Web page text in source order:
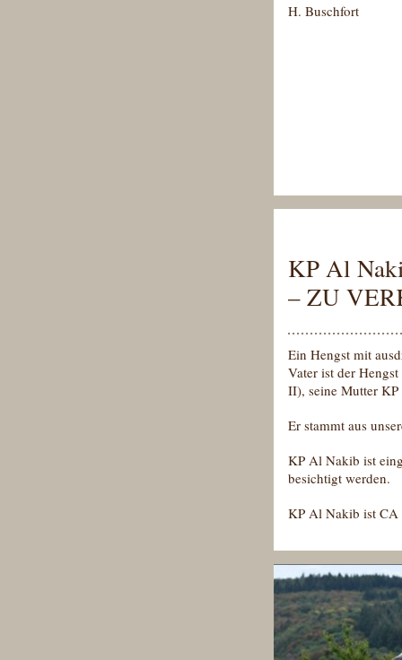
H. Buschfort
KP Al
– ZU
Ein Hengst mit
Vater ist der
II), seine Mutter KP
Er stammt aus
KP Al Nakib ist
besichtigt werden.
KP Al Nakib ist